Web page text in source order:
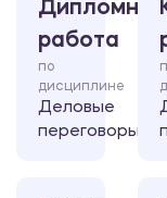
Дипломная
работа
по
дисциплине
Деловые
переговоры